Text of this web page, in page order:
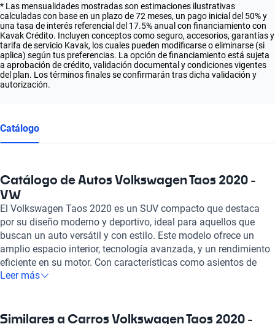
* Las mensualidades mostradas son estimaciones ilustrativas
calculadas con base en un plazo de 72 meses, un pago inicial del 50% y
una tasa de interés referencial del 17.5% anual con financiamiento con
Kavak Crédito. Incluyen conceptos como seguro, accesorios, garantías y
tarifa de servicio Kavak, los cuales pueden modificarse o eliminarse (si
aplica) según tus preferencias. La opción de financiamiento está sujeta
a aprobación de crédito, validación documental y condiciones vigentes
del plan. Los términos finales se confirmarán tras dicha validación y
autorización.
Catálogo
Catálogo de Autos Volkswagen Taos 2020 -
VW
El Volkswagen Taos 2020 es un SUV compacto que destaca
por su diseño moderno y deportivo, ideal para aquellos que
buscan un auto versátil y con estilo. Este modelo ofrece un
amplio espacio interior, tecnología avanzada, y un rendimiento
eficiente en su motor. Con características como asientos de
cuero, sistema de infoentretenimiento de última generación y
comodidad y funcionalidad en un auto. En Kavak, nos
Leer más
Similares a Carros Volkswagen Taos 2020 -